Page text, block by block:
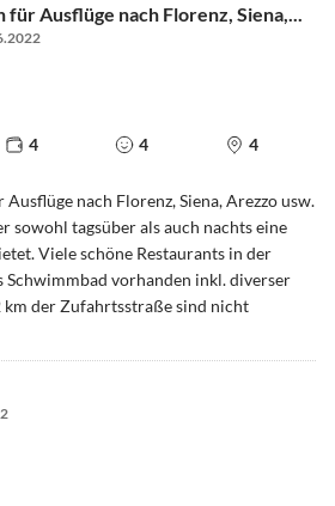
Ausflüge nach Florenz, Siena,...
4 4 4
nach Florenz, Siena, Arezzo usw.
sowohl tagsüber als auch nachts eine
Viele schöne Restaurants in der
Schwimmbad vorhanden inkl. diverser
km der Zufahrtsstraße sind nicht